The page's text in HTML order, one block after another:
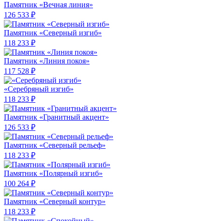
Памятник «Вечная линия»
126 533 ₽
Памятник «Северный изгиб»
118 233 ₽
Памятник «Линия покоя»
117 528 ₽
«Серебряный изгиб»
118 233 ₽
Памятник «Гранитный акцент»
126 533 ₽
Памятник «Северный рельеф»
118 233 ₽
Памятник «Полярный изгиб»
100 264 ₽
Памятник «Северный контур»
118 233 ₽